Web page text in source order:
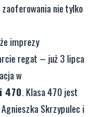
nie tylko
imprezy
regat – już 3 lipca
w
470 . Klasa 470 jest
Skrzypulec i